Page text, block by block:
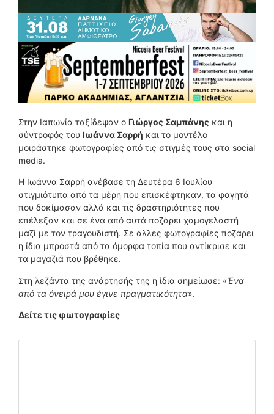
Στην Ιαπωνία ταξίδεψαν ο Γιώργος Σαμπάνης και η
σύντροφός του Ιωάννα Σαρρή και το μοντέλο
μοιράστηκε φωτογραφίες από τις στιγμές τους στα social
media.
Η Ιωάννα Σαρρή ανέβασε τη Δευτέρα 6 Ιουλίου
στιγμιότυπα από τα μέρη που επισκέφτηκαν, τα φαγητά
που δοκίμασαν αλλά και τις δραστηριότητες που
επέλεξαν και σε ένα από αυτά ποζάρει χαμογελαστή
μαζί με τον τραγουδιστή. Σε άλλες φωτογραφίες ποζάρει
η ίδια μπροστά από τα όμορφα τοπία που αντίκρισε και
τα μαγαζιά που βρέθηκε.
Στη λεζάντα της ανάρτησής της η ίδια σημείωσε: «Ένα
από τα όνειρά μου έγινε πραγματικότητα».
Δείτε τις φωτογραφίες